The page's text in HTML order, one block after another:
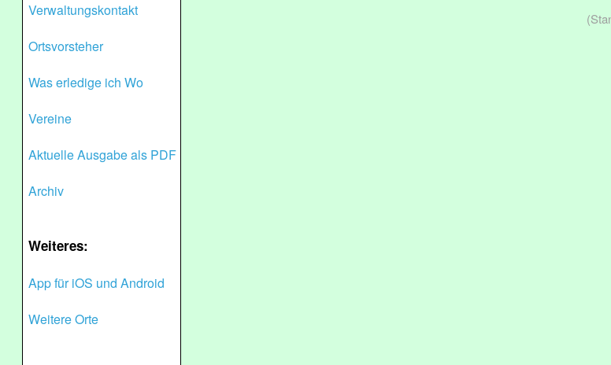
Verwaltungskontakt
Ortsvorsteher
Was erledige ich Wo
Vereine
Aktuelle Ausgabe als PDF
Archiv
Weiteres:
App für iOS und Android
Weitere Orte